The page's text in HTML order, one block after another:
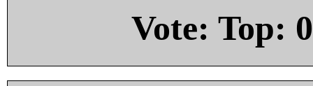
Vote: Top: 0